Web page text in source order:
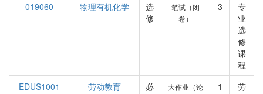
019060
物理有机化学
选
修
笔试（闭
卷）
3
专
业
选
修
课
程
EDUS1001
劳动教育
必
大作业（论
1
劳